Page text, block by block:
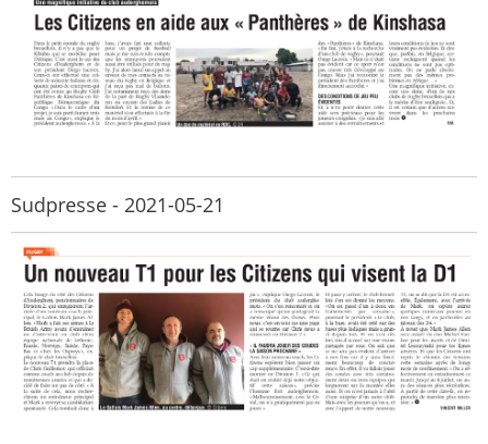
Sudpresse - 2021-05-21